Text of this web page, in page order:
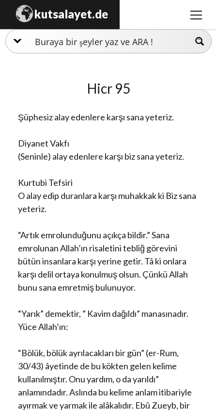
kutsalayet.de
m
İslamiyet
Hinduizm
Hicr 95
Şüphesiz alay edenlere karşı sana yeteriz.
Diyanet Vakfı
(Seninle) alay edenlere karşı biz sana yeteriz.
Kurtubi Tefsiri
O alay edip duranlara karşı muhakkak ki Biz sana
yeteriz.
“Artık emrolunduğunu açıkça bildir.” Sana
emrolunan Allah’ın risaletini tebliğ görevini
bütün insanlara karşı yerine getir. Tâ ki onlara
karşı delil ortaya konulmuş olsun. Çünkü Allah
bunu sana emretmiş bulunuyor.
“Yarık” demektir, ” Kavim dağıldı” manasınadır.
Yüce Allah’ın:
“Bölük, bölük ayrılacakları bir gün” (er-Rum,
30/43) âyetinde de bu kökten gelen kelime
kullanılmıştır. Onu yardım, o da yarıldı”
anlamındadır. Aslında bu kelime anlam itibariyle
ayırmak ve yarmak ile alâkalıdır. Ebû Zueyb, bir